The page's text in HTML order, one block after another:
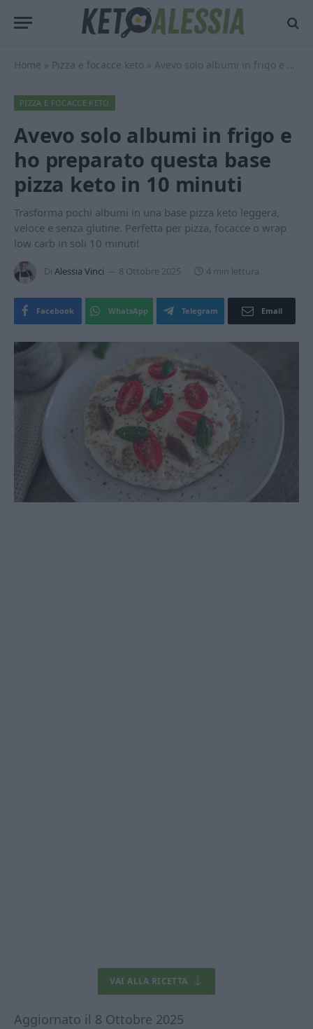
Home » Pizza e focacce keto » Avevo solo albumi in frigo e ho preparato questa base pizza keto in 10 minuti
PIZZA E FOCACCE KETO
Avevo solo albumi in frigo e
ho preparato questa base
pizza keto in 10 minuti
Trasforma pochi albumi in una base pizza keto leggera,
veloce e senza glutine. Perfetta per pizza, focacce o wrap
low carb in soli 10 minuti!
Di Alessia Vinci 8 Ottobre 2025 4 min lettura
Facebook WhatsApp Telegram Email
VAI ALLA RICETTA
Aggiornato il 8 Ottobre 2025